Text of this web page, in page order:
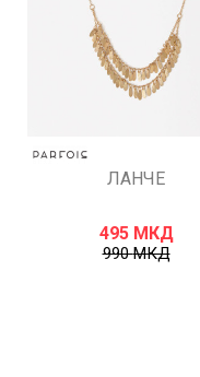
ИСПРАТИ
ЛАНЧЕ
495 МКД
990МКД